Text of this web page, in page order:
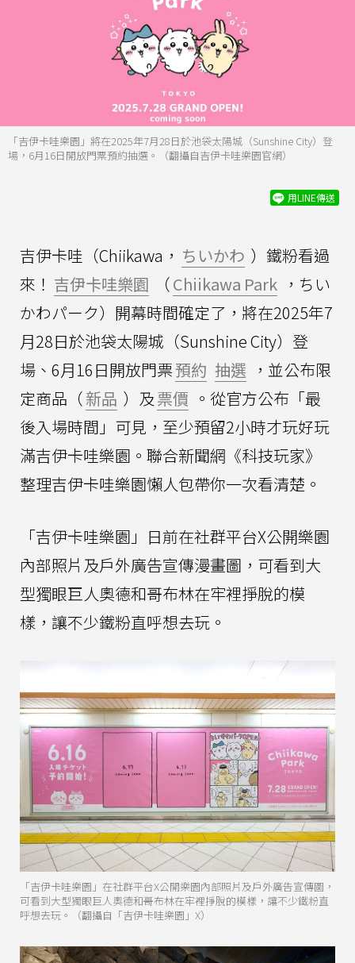
「吉伊卡哇樂園」將在2025年7月28日於池袋太陽城（Sunshine City）登
場，6月16日開放門票預約抽選。（翻攝自吉伊卡哇樂園官網）
用LINE傳送
吉伊卡哇（Chiikawa， ちいかわ ）鐵粉看過
來！ 吉伊卡哇樂園 （Chiikawa Park ，ちい
かわパーク）開幕時間確定了，將在2025年7
月28日於池袋太陽城（Sunshine City）登
場、6月16日開放門票預約 抽選 ，並公布限
定商品（新品 ）及票價 。從官方公布「最
後入場時間」可見，至少預留2小時才玩好玩
滿吉伊卡哇樂園。聯合新聞網《科技玩家》
整理吉伊卡哇樂園懶人包帶你一次看清楚。
「吉伊卡哇樂園」日前在社群平台X公開樂園
內部照片及戶外廣告宣傳漫畫圖，可看到大
型獨眼巨人奧德和哥布林在牢裡掙脫的模
樣，讓不少鐵粉直呼想去玩。
「吉伊卡哇樂園」在社群平台X公開樂園內部照片及戶外廣告宣傳圖，
可看到大型獨眼巨人奧德和哥布林在牢裡掙脫的模樣，讓不少鐵粉直
呼想去玩。（翻攝自「吉伊卡哇樂園」X）